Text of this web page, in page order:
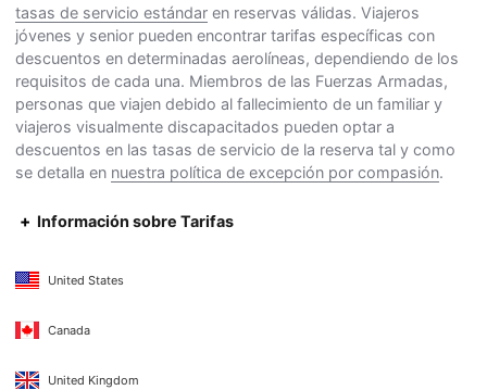
tasas de servicio estándar en reservas válidas. Viajeros
jóvenes y senior pueden encontrar tarifas específicas con
descuentos en determinadas aerolíneas, dependiendo de los
requisitos de cada una. Miembros de las Fuerzas Armadas,
personas que viajen debido al fallecimiento de un familiar y
viajeros visualmente discapacitados pueden optar a
descuentos en las tasas de servicio de la reserva tal y como
se detalla en nuestra política de excepción por compasión.
Información sobre Tarifas
United States
Canada
United Kingdom